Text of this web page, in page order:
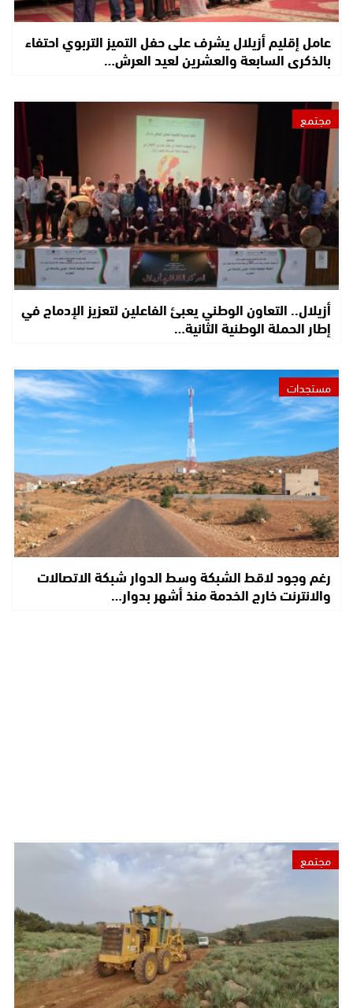
عامل إقليم أزيلال يشرف على حفل التميز التربوي احتفاء
بالذكرى السابعة والعشرين لعيد العرش…
مجتمع
أزيلال.. التعاون الوطني يعبئ الفاعلين لتعزيز الإدماج في
إطار الحملة الوطنية الثانية…
مستجدات
رغم وجود لاقط الشبكة وسط الدوار شبكة الاتصالات
والانترنت خارج الخدمة منذ أشهر بدوار…
مجتمع